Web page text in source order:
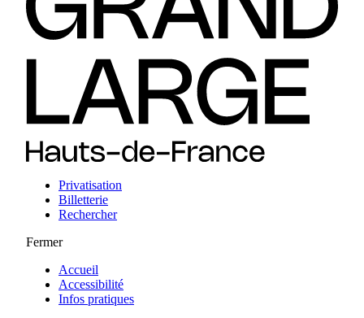
Privatisation
Billetterie
Rechercher
Fermer
Accueil
Accessibilité
Infos pratiques